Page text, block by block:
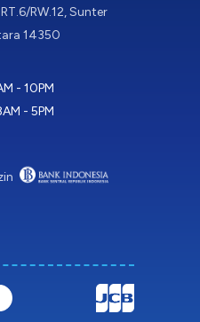
RW.12, Sunter
14350
- 10PM
- 5PM